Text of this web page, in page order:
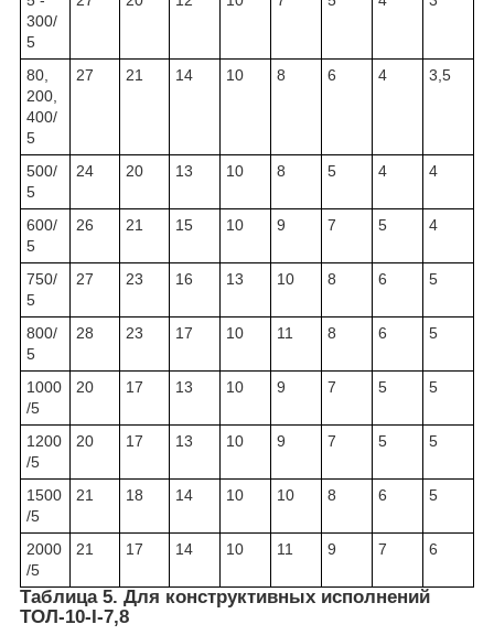
300/
5
80,
200,
400/
5
27 21 14 10 8 6 4 3,5
500/
5
24 20 13 10 8 5 4 4
600/
5
26 21 15 10 9 7 5 4
750/
5
27 23 16 13 10 8 6 5
800/
5
28 23 17 10 11 8 6 5
1000
/5
20 17 13 10 9 7 5 5
1200
/5
20 17 13 10 9 7 5 5
1500
/5
21 18 14 10 10 8 6 5
2000
/5
21 17 14 10 11 9 7 6
Таблица 5. Для конструктивных исполнений
ТОЛ-10-I-7,8